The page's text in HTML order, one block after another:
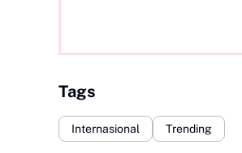
Tags
Internasional Trending